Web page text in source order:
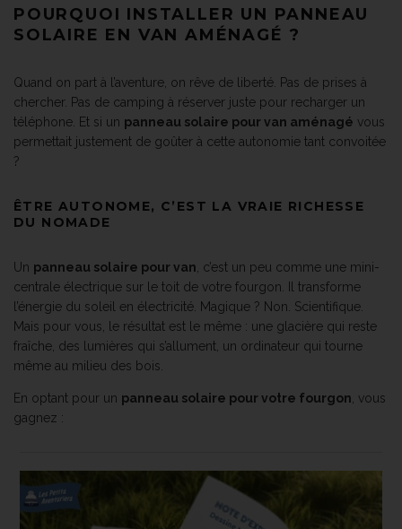
POURQUOI INSTALLER UN PANNEAU
SOLAIRE EN VAN AMÉNAGÉ ?
Quand on part à l’aventure, on rêve de liberté. Pas de prises à
chercher. Pas de camping à réserver juste pour recharger un
téléphone. Et si un panneau solaire pour van aménagé vous
permettait justement de goûter à cette autonomie tant convoitée
?
ÊTRE AUTONOME, C’EST LA VRAIE RICHESSE
DU NOMADE
Un panneau solaire pour van , c’est un peu comme une mini-
centrale électrique sur le toit de votre fourgon. Il transforme
l’énergie du soleil en électricité. Magique ? Non. Scientifique.
Mais pour vous, le résultat est le même : une glacière qui reste
fraîche, des lumières qui s’allument, un ordinateur qui tourne
même au milieu des bois.
En optant pour un panneau solaire pour votre fourgon , vous
gagnez :